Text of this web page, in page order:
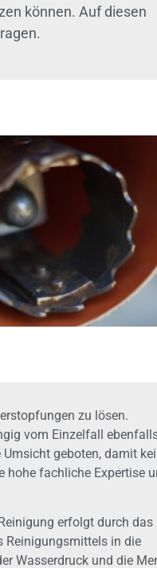
können. Auf diesen
zu lösen.
vom Einzelfall
geboten, damit
hohe fachliche Expertise
erfolgt durch das
Reinigungsmittels in die
Wasserdruck und die